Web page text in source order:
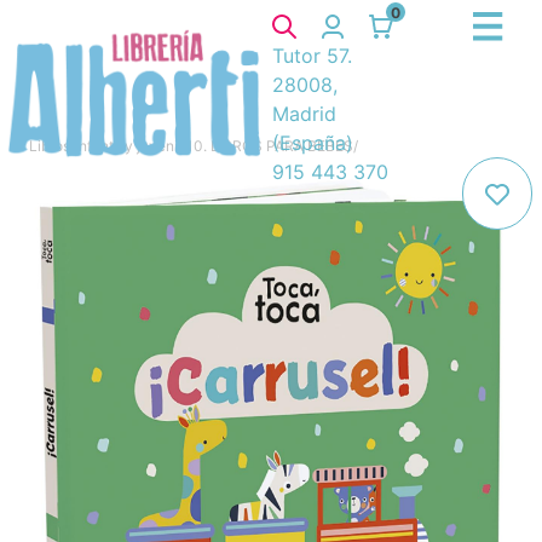
0
Tutor 57.
28008,
Madrid
(España)
915 443 370
Libros Infantil y juvenil 10. LIBROS PARA BEBES/